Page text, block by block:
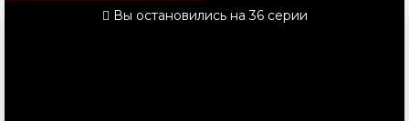
Вы остановились на 36 серии